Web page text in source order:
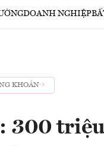
DOANH NGHIỆP
KHOÁN
300